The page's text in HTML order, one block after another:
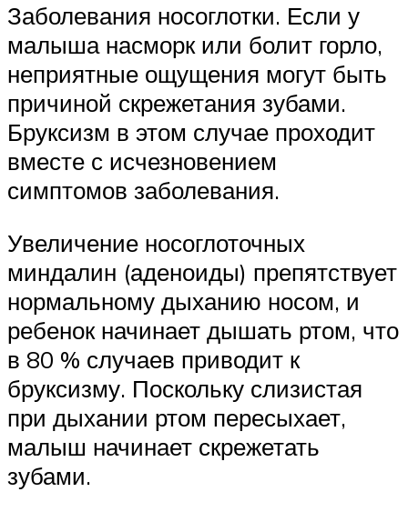
Заболевания носоглотки. Если у
малыша насморк или болит горло,
неприятные ощущения могут быть
причиной скрежетания зубами.
Бруксизм в этом случае проходит
вместе с исчезновением
симптомов заболевания.
Увеличение носоглоточных
миндалин (аденоиды) препятствует
нормальному дыханию носом, и
ребенок начинает дышать ртом, что
в 80 % случаев приводит к
бруксизму. Поскольку слизистая
при дыхании ртом пересыхает,
малыш начинает скрежетать
зубами.